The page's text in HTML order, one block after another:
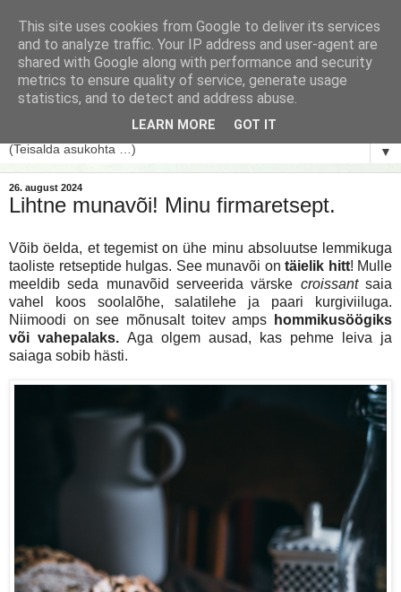
▼
26. august 2024
Lihtne munavõi! Minu firmaretsept.
Võib öelda, et tegemist on ühe minu absoluutse lemmikuga
taoliste retseptide hulgas. See munavõi on täielik hitt! Mulle
meeldib seda munavõid serveerida värske croissantsaia
vahel koos soolalõhe, salatilehe ja paari kurgiviiluga.
Niimoodi on see mõnusalt toitev amps
hommikusöögiks
või vahepalaks. Aga olgem ausad, kas pehme leiva ja
saiaga sobib hästi.
This site uses cookies from Google to deliver its services
and to analyze traffic. Your IP address and user-agent are
shared with Google along with performance and security
metrics to ensure quality of service, generate usage
statistics, and to detect and address abuse.
LEARN MORE GOT IT